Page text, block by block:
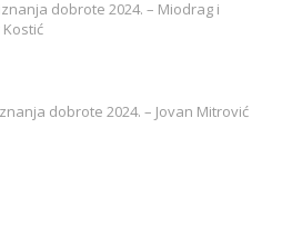
dobrote 2024. – Miodrag i
dobrote 2024. – Jovan Mitrović